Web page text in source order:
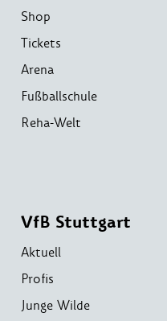
Shop
Tickets
Arena
Fußballschule
Reha-Welt
VfB Stuttgart
Aktuell
Profis
Junge Wilde